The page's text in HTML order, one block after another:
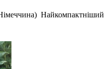
Найкомпактніший